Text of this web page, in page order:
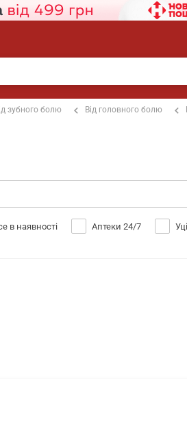
зубного болю Від головного болю
в наявності Аптеки 24/7